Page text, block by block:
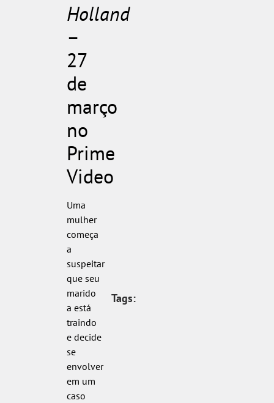
Holland
–
27
de
março
no
Prime
Video
Uma
mulher
começa
a
suspeitar
que seu
marido
a está
traindo
e decide
se
envolver
em um
caso
Tags: